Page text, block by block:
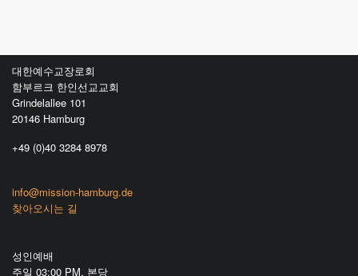
대한예수교장로회
함부르크 한인선교교회
Grindelallee 101
20146 Hamburg
+49 (0)40 3284 8978
info@mission-hamburg.de
찾아오시는 길
성인예배
주일 03:00 PM, 본당